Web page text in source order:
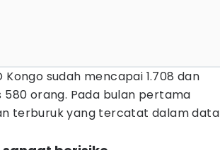
Kongo sudah mencapai 1.708 dan
orang. Pada bulan pertama
terburuk yang tercatat dalam data